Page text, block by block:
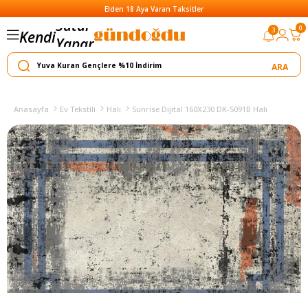
Elden 18 Aya Varan Taksitler
KendiYapar
Satar
3 0
Anasayfa Ev Tekstili Halı Sunrise Dijital 160X230 DK-5091B Halı